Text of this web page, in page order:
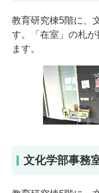
教育研究棟5階に、
す。「在室」の札
ます。
文化学部事務